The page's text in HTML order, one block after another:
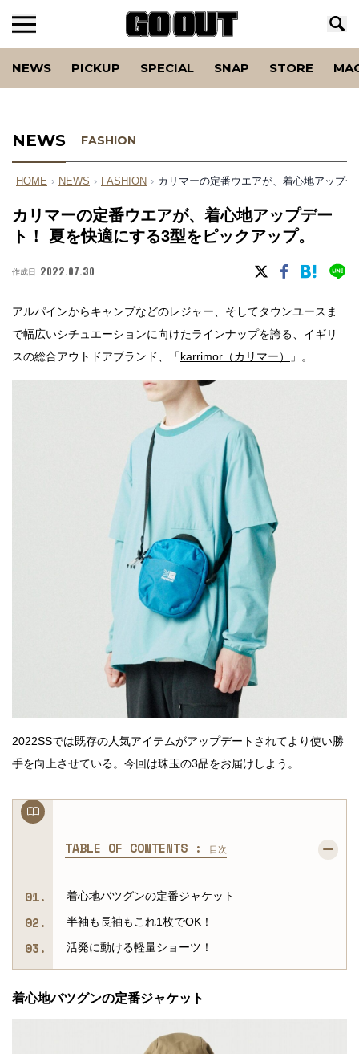
NEWS PICKUP SPECIAL SNAP STORE
NEWS FASHION
HOME › NEWS › FASHION › カリマーの定番ウエアが、着心地アップ
カリマーの定番ウエアが、着心地アップデー
ト！ 夏を快適にする3型をピックアップ。
作成日 2022.07.30
アルパインからキャンプなどのレジャー、そしてタウンユースま
で幅広いシチュエーションに向けたラインナップを誇る、イギリ
スの総合アウトドアブランド、「karrimor（カリマー） 」。
2022SSでは既存の人気アイテムがアップデートされてより使い勝
手を向上させている。今回は珠玉の3品をお届けしよう。
TABLE OF CONTENTS : 目次
着心地バツグンの定番ジャケット
半袖も長袖もこれ1枚でOK！
活発に動ける軽量ショーツ！
着心地バツグンの定番ジャケット